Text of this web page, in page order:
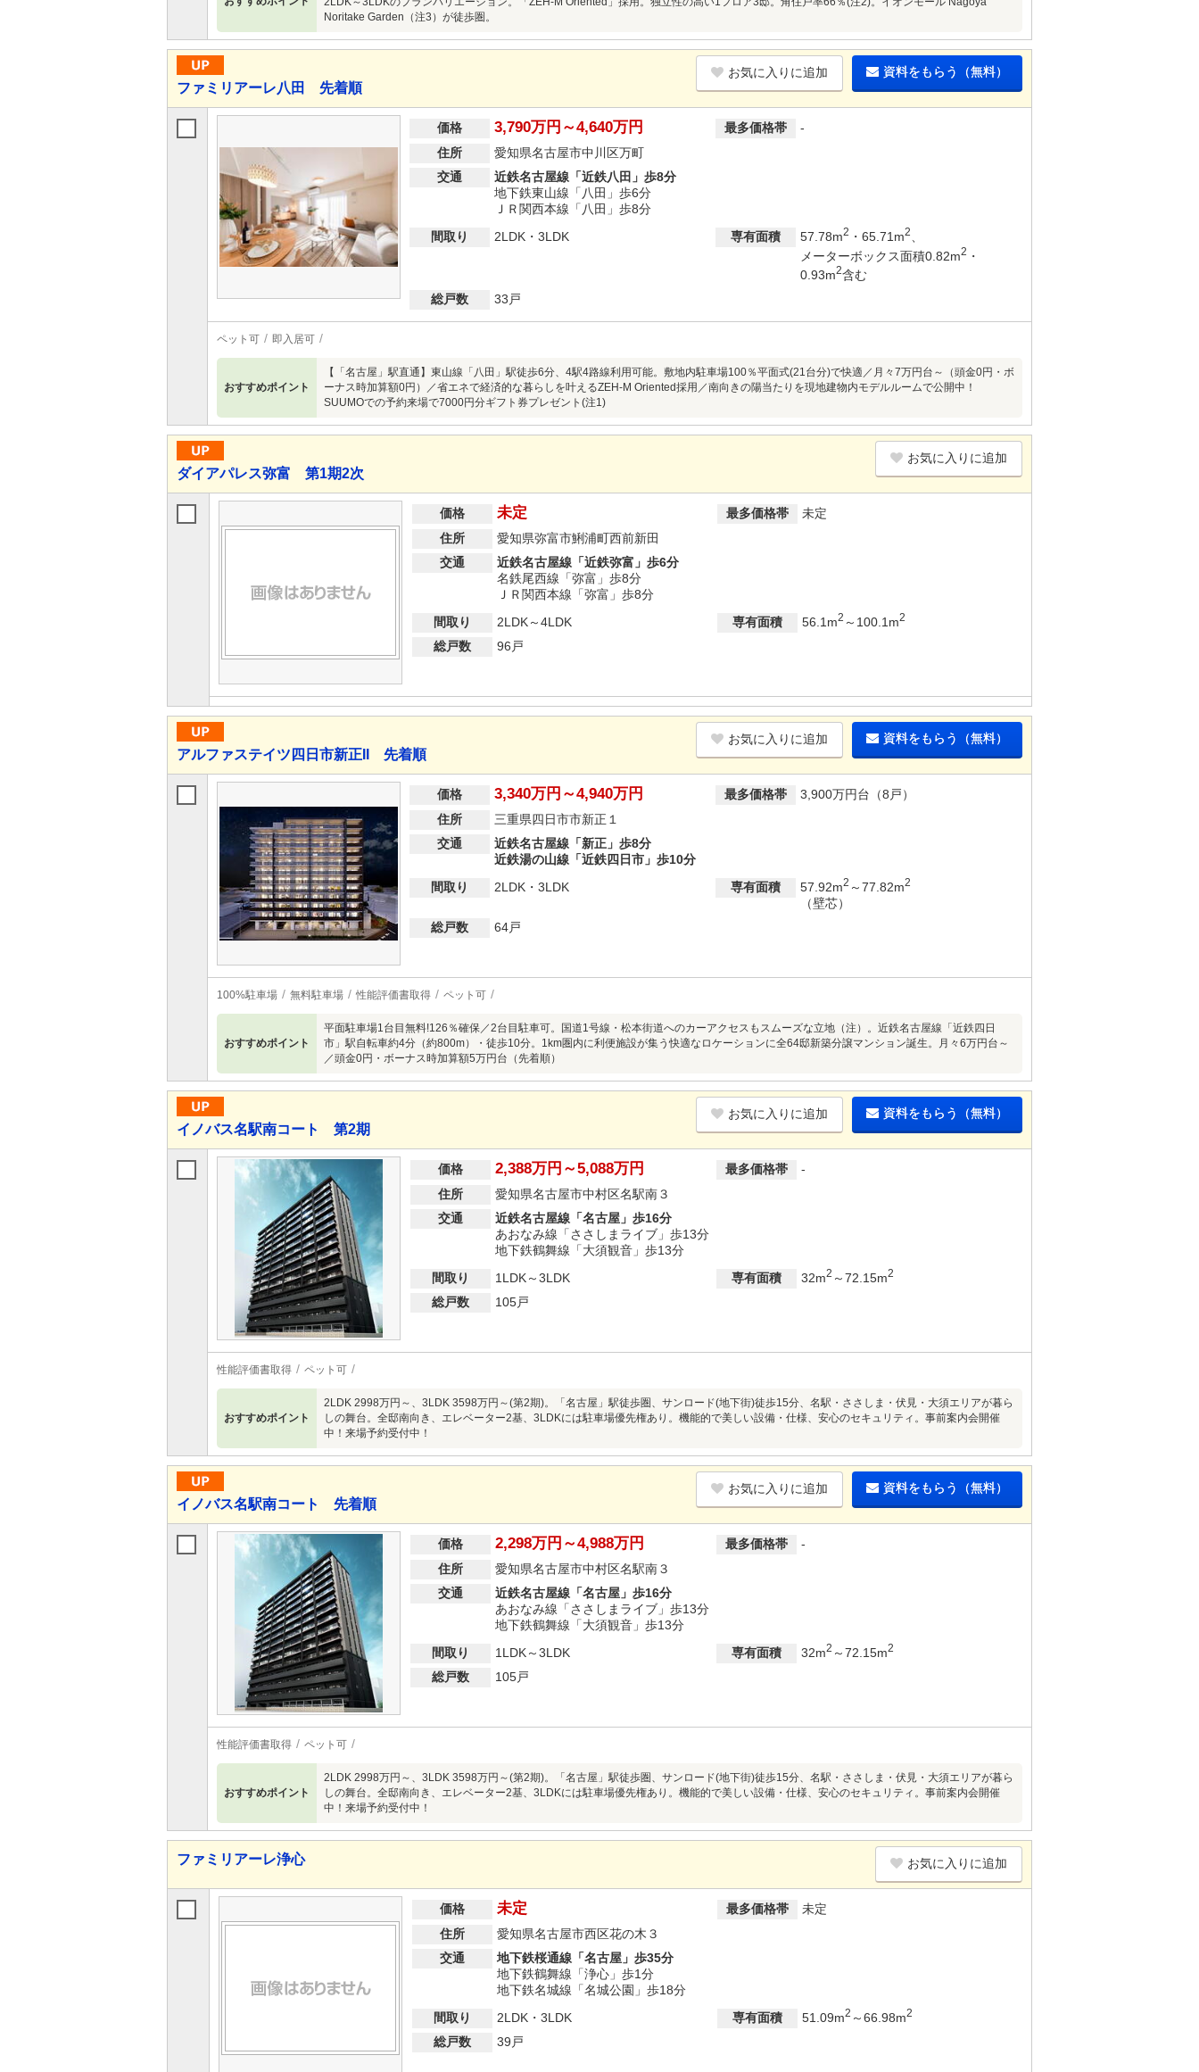
Noritake Garden（注3）が徒歩圏。
ファミリアーレ八田 先着順
お気に入りに追加 資料をもらう（無料）
価格 3,790万円～4,640万円 最多価格帯
-
住所
愛知県名古屋市中川区万町
交通
近鉄名古屋線「近鉄八田」歩8分
地下鉄東山線「八田」歩6分
ＪＲ関西本線「八田」歩8分
間取り
2LDK・3LDK 専有面積 57.78m2 ・65.71m2
メーターボックス面積0.82m2 ・
0.93m2含む
総戸数
33戸
ペット可 即入居可
おすすめポイント
【「名古屋」駅直通】東山線「八田」駅徒歩6分、4駅4路線利用可能。敷地内駐車場100％平面式(21台分)で快適／月々7万円台～（頭金0円・ボ
ーナス時加算額0円）／省エネで経済的な暮らしを叶えるZEH-M Oriented採用／南向きの陽当たりを現地建物内モデルルームで公開中！
SUUMOでの予約来場で7000円分ギフト券プレゼント(注1)
ダイアパレス弥富 第1期2次
お気に入りに追加
価格 未定 最多価格帯
未定
住所
愛知県弥富市鯏浦町西前新田
交通
近鉄名古屋線「近鉄弥富」歩6分
名鉄尾西線「弥富」歩8分
ＪＲ関西本線「弥富」歩8分
間取り
2LDK～4LDK 専有面積 56.1m2 ～100.1m2
総戸数 96戸
アルファステイツ四日市新正II 先着順
お気に入りに追加 資料をもらう（無料）
価格 3,340万円～4,940万円 最多価格帯
3,900万円台（8戸）
住所
三重県四日市市新正１
交通
近鉄名古屋線「新正」歩8分
近鉄湯の山線「近鉄四日市」歩10分
間取り
2LDK・3LDK 専有面積 57.92m2 ～77.82m2
（壁芯）
総戸数
64戸
100%駐車場 無料駐車場 性能評価書取得 ペット可
おすすめポイント
平面駐車場1台目無料!126％確保／2台目駐車可。国道1号線・松本街道へのカーアクセスもスムーズな立地（注）。近鉄名古屋線「近鉄四日
市」駅自転車約4分（約800m）・徒歩10分。1km圏内に利便施設が集う快適なロケーションに全64邸新築分譲マンション誕生。月々6万円台～
／頭金0円・ボーナス時加算額5万円台（先着順）
イノバス名駅南コート 第2期
お気に入りに追加 資料をもらう（無料）
価格 2,388万円～5,088万円 最多価格帯
-
住所
愛知県名古屋市中村区名駅南３
交通
近鉄名古屋線「名古屋」歩16分
あおなみ線「ささしまライブ」歩13分
地下鉄鶴舞線「大須観音」歩13分
間取り
1LDK～3LDK 専有面積 32m2 ～72.15m2
総戸数 105戸
性能評価書取得 ペット可
おすすめポイント
2LDK 2998万円～、3LDK 3598万円～(第2期)。「名古屋」駅徒歩圏、サンロード(地下街)徒歩15分、名駅・ささしま・伏見・大須エリアが暮ら
しの舞台。全邸南向き、エレベーター2基、3LDKには駐車場優先権あり。機能的で美しい設備・仕様、安心のセキュリティ。事前案内会開催
中！来場予約受付中！
イノバス名駅南コート 先着順
お気に入りに追加 資料をもらう（無料）
価格 2,298万円～4,988万円 最多価格帯
-
住所
愛知県名古屋市中村区名駅南３
交通
近鉄名古屋線「名古屋」歩16分
あおなみ線「ささしまライブ」歩13分
地下鉄鶴舞線「大須観音」歩13分
間取り
1LDK～3LDK 専有面積 32m2 ～72.15m2
総戸数 105戸
性能評価書取得 ペット可
おすすめポイント
2LDK 2998万円～、3LDK 3598万円～(第2期)。「名古屋」駅徒歩圏、サンロード(地下街)徒歩15分、名駅・ささしま・伏見・大須エリアが暮ら
しの舞台。全邸南向き、エレベーター2基、3LDKには駐車場優先権あり。機能的で美しい設備・仕様、安心のセキュリティ。事前案内会開催
中！来場予約受付中！
ファミリアーレ浄心 お気に入りに追加
価格 未定 最多価格帯
未定
住所
愛知県名古屋市西区花の木３
交通
地下鉄桜通線「名古屋」歩35分
地下鉄鶴舞線「浄心」歩1分
地下鉄名城線「名城公園」歩18分
間取り
2LDK・3LDK 専有面積 51.09m2 ～66.98m2
総戸数 39戸